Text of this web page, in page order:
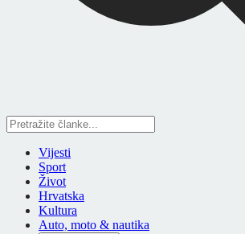
Vijesti
Sport
Život
Hrvatska
Kultura
Auto, moto & nautika